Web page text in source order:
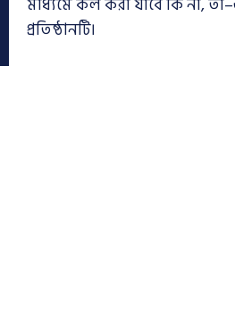
মাধ্যমে কল করা যাবে কি না,
প্রতিষ্ঠানটি।